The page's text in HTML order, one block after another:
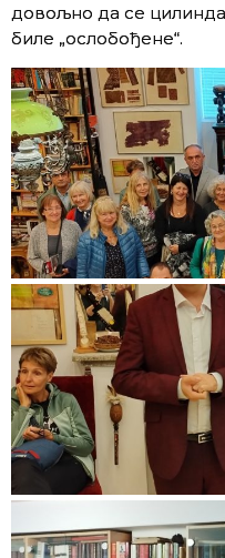
довољно да се
биле „ослобођене“.